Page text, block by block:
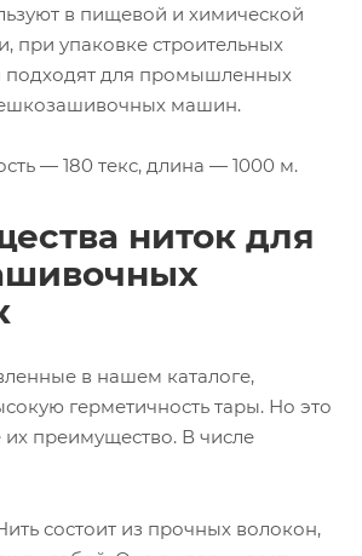
в пищевой и химической
при упаковке строительных
подходят для промышленных
машин.
— 180 текс, длина — 1000 м.
ниток для
в нашем каталоге,
герметичность тары. Но это
их преимущество. В числе
состоит из прочных волокон,